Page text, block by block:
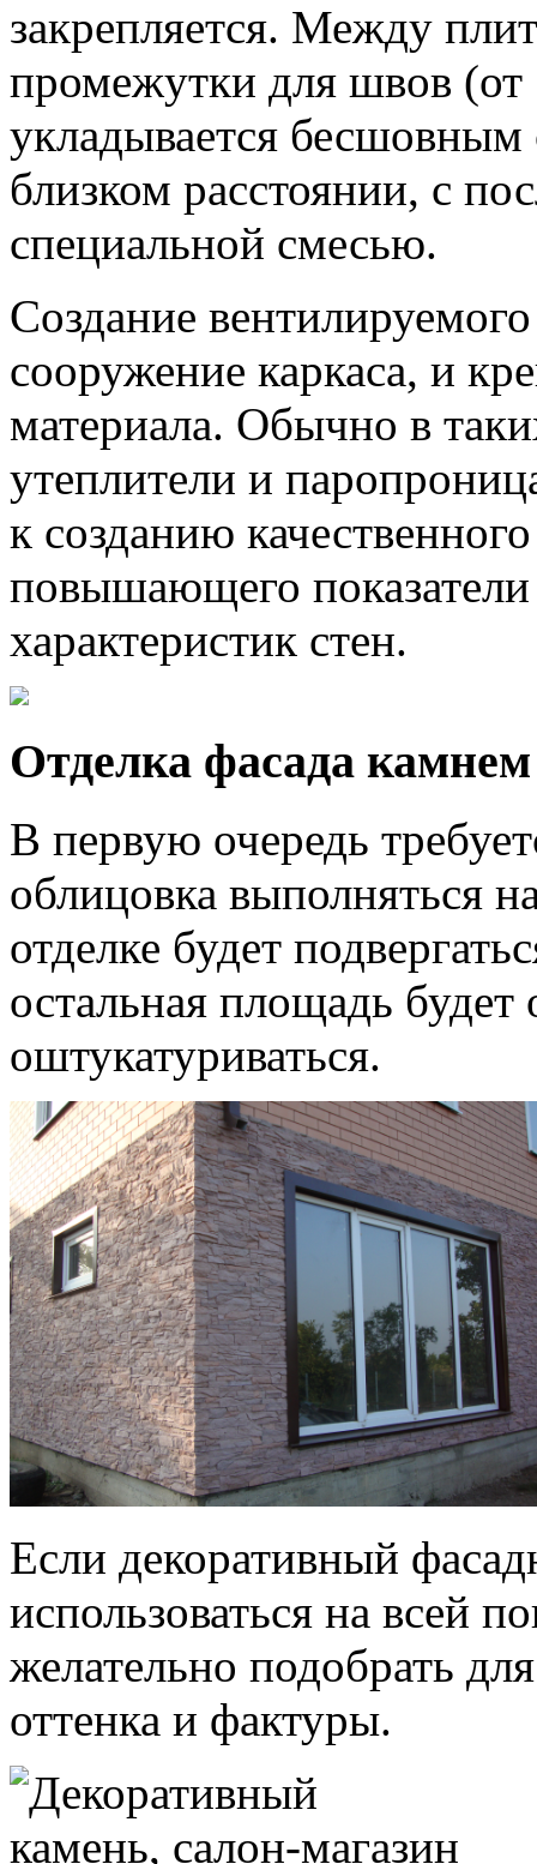
закрепляется. Между
промежутки для швов
укладывается
близком расстоянии, с
специальной смесью.
Создание
сооружение каркаса, и
материала. Обычно в
утеплители и
к созданию
повышающего
характеристик стен.
Отделка фасада
В первую очередь
облицовка выполняться
отделке будет
остальная площадь
оштукатуриваться.
Если декоративный
использоваться на всей
желательно подобрать
оттенка и фактуры.